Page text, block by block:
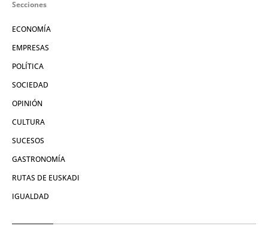
Secciones
ECONOMÍA
EMPRESAS
POLÍTICA
SOCIEDAD
OPINIÓN
CULTURA
SUCESOS
GASTRONOMÍA
RUTAS DE EUSKADI
IGUALDAD